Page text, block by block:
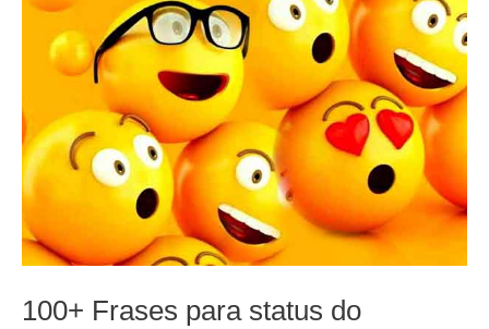
100+ Frases para status do